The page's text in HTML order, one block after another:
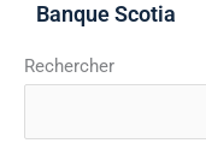
Banque Scotia
Rechercher